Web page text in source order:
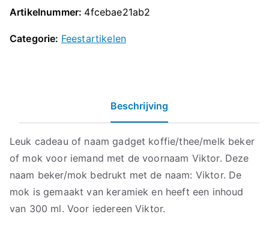
Artikelnummer: 4fcebae21ab2
Categorie: Feestartikelen
Beschrijving
Leuk cadeau of naam gadget koffie/thee/melk beker
of mok voor iemand met de voornaam Viktor. Deze
naam beker/mok bedrukt met de naam: Viktor. De
mok is gemaakt van keramiek en heeft een inhoud
van 300 ml. Voor iedereen Viktor.